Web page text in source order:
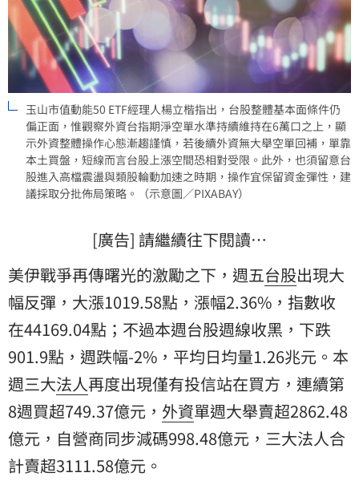
玉山市值動能50 ETF經理人楊立楷指出，台股整體基本面條件仍
偏正面，惟觀察外資台指期淨空單水準持續維持在6萬口之上，顯
示外資整體操作心態漸趨謹慎，若後續外資無大舉空單回補，單靠
本土買盤，短線而言台股上漲空間恐相對受限。此外，也須留意台
股進入高檔震盪與類股輪動加速之時期，操作宜保留資金彈性，建
議採取分批佈局策略。（示意圖／PIXABAY）
[廣告] 請繼續往下閱讀…
美伊戰爭再傳曙光的激勵之下，週五台股出現大
幅反彈，大漲1019.58點，漲幅2.36%，指數收
在44169.04點；不過本週台股週線收黑，下跌
901.9點，週跌幅-2%，平均日均量1.26兆元。本
週三大法人再度出現僅有投信站在買方，連續第
8週買超749.37億元， 外資單週大舉賣超2862.48
億元，自營商同步減碼998.48億元，三大法人合
計賣超3111.58億元。